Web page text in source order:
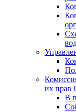
их прав
В